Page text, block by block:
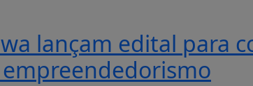
lançam edital para